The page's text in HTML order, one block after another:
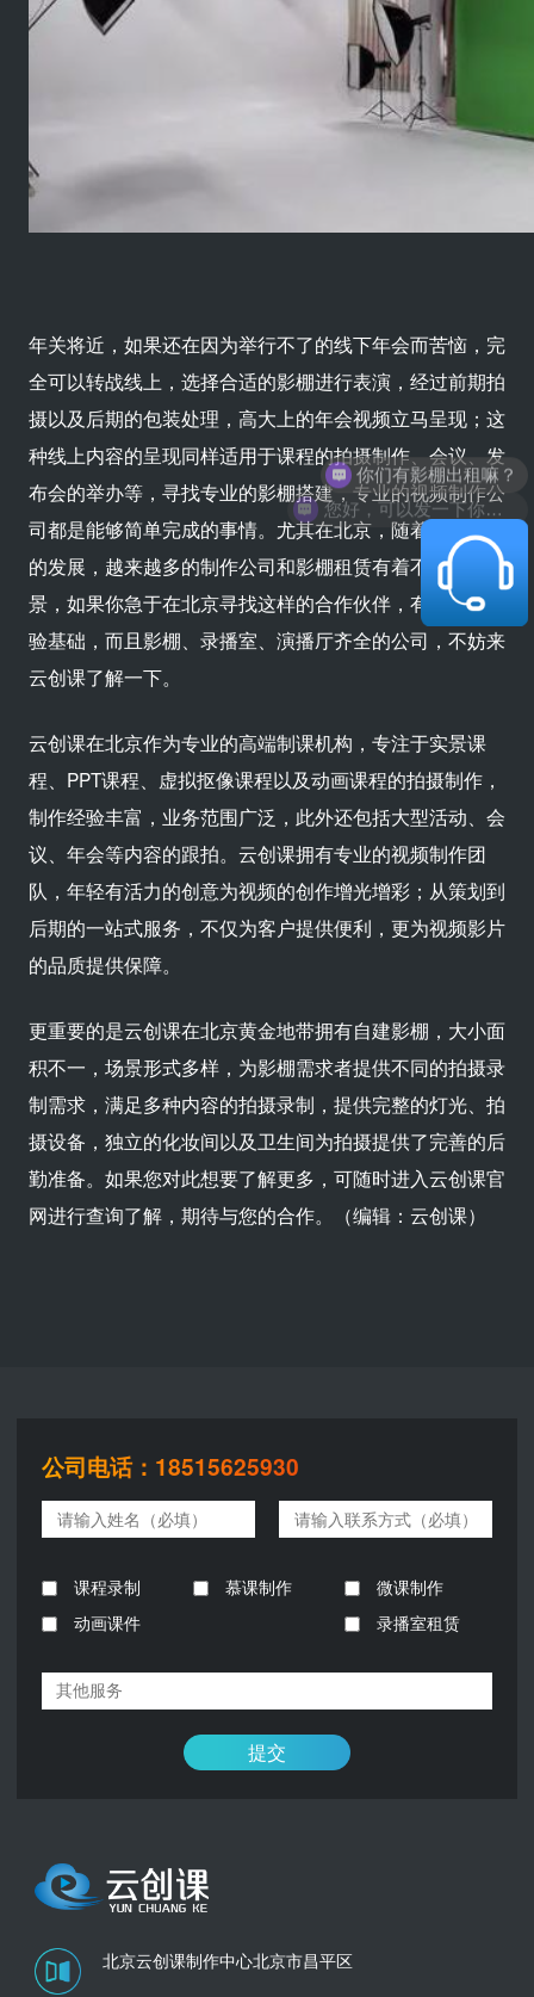
年关将近，如果还在因为举行不了的线下年会而苦恼，完
全可以转战线上，选择合适的影棚进行表演，经过前期拍
摄以及后期的包装处理，高大上的年会视频立马呈现；这
种线上内容的呈现同样适用于课程的拍摄制作、会议、发
布会的举办等，寻找专业的影棚搭建，专业的视频制作公
司都是能够简单完成的事情。尤其在北京，随着视频行业
的发展，越来越多的制作公司和影棚租赁有着不错的前
景，如果你急于在北京寻找这样的合作伙伴，有一定的经
验基础，而且影棚、录播室、演播厅齐全的公司，不妨来
云创课了解一下。
云创课在北京作为专业的高端制课机构，专注于实景课
程、PPT课程、虚拟抠像课程以及动画课程的拍摄制作，
制作经验丰富，业务范围广泛，此外还包括大型活动、会
议、年会等内容的跟拍。云创课拥有专业的视频制作团
队，年轻有活力的创意为视频的创作增光增彩；从策划到
后期的一站式服务，不仅为客户提供便利，更为视频影片
的品质提供保障。
更重要的是云创课在北京黄金地带拥有自建影棚，大小面
积不一，场景形式多样，为影棚需求者提供不同的拍摄录
制需求，满足多种内容的拍摄录制，提供完整的灯光、拍
摄设备，独立的化妆间以及卫生间为拍摄提供了完善的后
勤准备。如果您对此想要了解更多，可随时进入云创课官
网进行查询了解，期待与您的合作。（编辑：云创课）
公司电话：18515625930
课程录制 慕课制作
微课制作
动画课件
录播室租赁
提交
北京云创课制作中心北京市昌平区
您好，可以发一下你们的公司简介嘛？
你们有影棚出租嘛？